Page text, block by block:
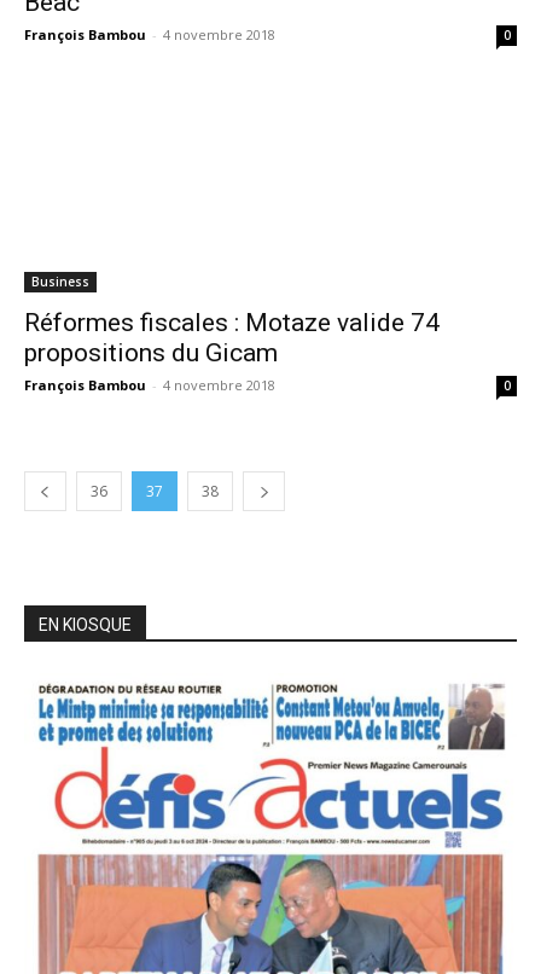
François Bambou - 4 novembre 2018 0
Business
Réformes fiscales : Motaze valide 74
propositions du Gicam
François Bambou - 4 novembre 2018 0
36 37 38
EN KIOSQUE